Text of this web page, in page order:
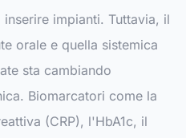
impianti. Tuttavia, il
orale e quella sistemica
sta cambiando
Biomarcatori come la
(CRP), l'HbA1c, il